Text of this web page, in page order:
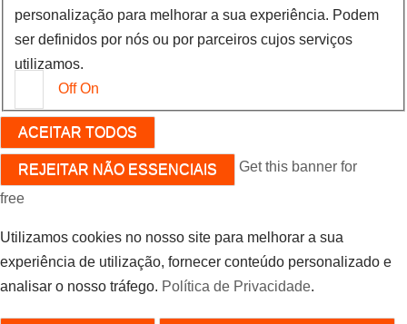
personalização para melhorar a sua experiência. Podem
ser definidos por nós ou por parceiros cujos serviços
utilizamos.
Off On
ACEITAR TODOS
REJEITAR NÃO ESSENCIAIS Get this banner for
free
Utilizamos cookies no nosso site para melhorar a sua
experiência de utilização, fornecer conteúdo personalizado e
analisar o nosso tráfego. Política de Privacidade.